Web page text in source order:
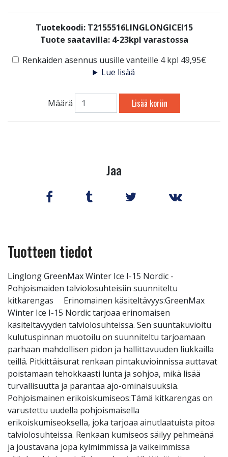
Tuotekoodi: T2155516LINGLONGICEI15
Tuote saatavilla: 4-23kpl varastossa
Renkaiden asennus uusille vanteille 4 kpl 49,95€
Lue lisää
Määrä Lisää koriin
Jaa
Tuotteen tiedot
Linglong GreenMax Winter Ice I-15 Nordic -
Pohjoismaiden talviolosuhteisiin suunniteltu
kitkarengas Erinomainen käsiteltävyys:GreenMax
Winter Ice I-15 Nordic tarjoaa erinomaisen
käsiteltävyyden talviolosuhteissa. Sen suuntakuvioitu
kulutuspinnan muotoilu on suunniteltu tarjoamaan
parhaan mahdollisen pidon ja hallittavuuden liukkailla
teillä. Pitkittäisurat renkaan pintakuvioinnissa auttavat
poistamaan tehokkaasti lunta ja sohjoa, mikä lisää
turvallisuutta ja parantaa ajo-ominaisuuksia.
Pohjoismainen erikoiskumiseos:Tämä kitkarengas on
varustettu uudella pohjoismaisella
erikoiskumiseoksella, joka tarjoaa ainutlaatuista pitoa
talviolosuhteissa. Renkaan kumiseos säilyy pehmeänä
ja joustavana jopa kylmimmissä ja vaikeimmissa